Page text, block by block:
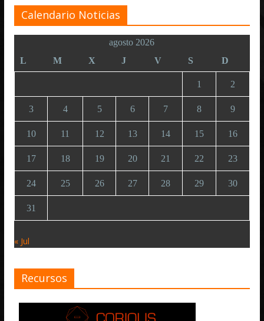
Calendario Noticias
agosto 2026
L
M X J V S D
1 2
3 4 5 6 7 8 9
10 11 12 13 14 15 16
17 18 19 20 21 22 23
24 25 26 27 28 29 30
31
« Jul
Recursos